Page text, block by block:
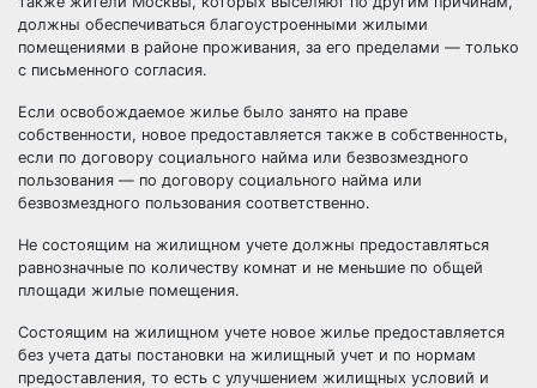
должны обеспечиваться благоустроенными жилыми
помещениями в районе проживания, за его пределами — только
с письменного согласия.
Если освобождаемое жилье было занято на праве
собственности, новое предоставляется также в собственность,
если по договору социального найма или безвозмездного
пользования — по договору социального найма или
безвозмездного пользования соответственно.
Не состоящим на жилищном учете должны предоставляться
равнозначные по количеству комнат и не меньшие по общей
площади жилые помещения.
Состоящим на жилищном учете новое жилье предоставляется
без учета даты постановки на жилищный учет и по нормам
предоставления, то есть с улучшением жилищных условий и